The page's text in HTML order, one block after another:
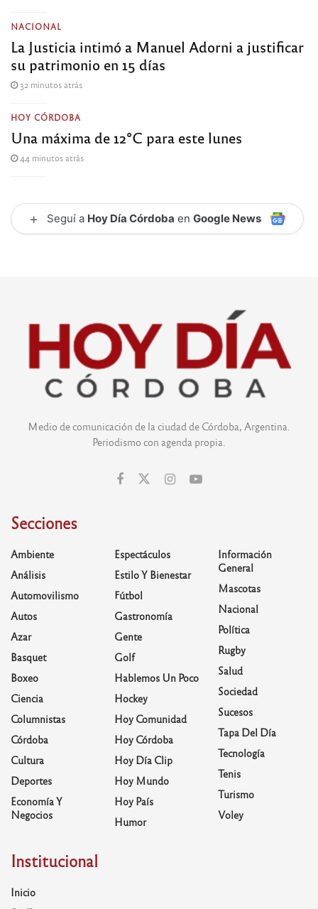
NACIONAL
La Justicia intimó a Manuel Adorni a justificar
su patrimonio en 15 días
32 minutos atrás
HOY CÓRDOBA
Una máxima de 12°C para este lunes
44 minutos atrás
+ Seguí a Hoy Día Córdoba en Google News
Medio de comunicación de la ciudad de Córdoba, Argentina.
Periodismo con agenda propia.
Secciones
Ambiente
Análisis
Automovilismo
Autos
Azar
Basquet
Boxeo
Ciencia
Columnistas
Córdoba
Cultura
Deportes
Economía Y
Negocios
Espectáculos
Estilo Y Bienestar
Fútbol
Gastronomía
Gente
Golf
Hablemos Un Poco
Hockey
Hoy Comunidad
Hoy Córdoba
Hoy Día Clip
Hoy Mundo
Hoy País
Humor
Información
General
Mascotas
Nacional
Política
Rugby
Salud
Sociedad
Sucesos
Tapa Del Día
Tecnología
Tenis
Turismo
Voley
Institucional
Inicio